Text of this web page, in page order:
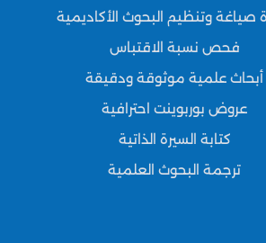
صياغة وتنظيم البحوث الأكاديمية
فحص نسبة الاقتباس
أبحاث علمية موثوقة ودقيقة
عروض بوربوينت احترافية
كتابة السيرة الذاتية
ترجمة البحوث العلمية